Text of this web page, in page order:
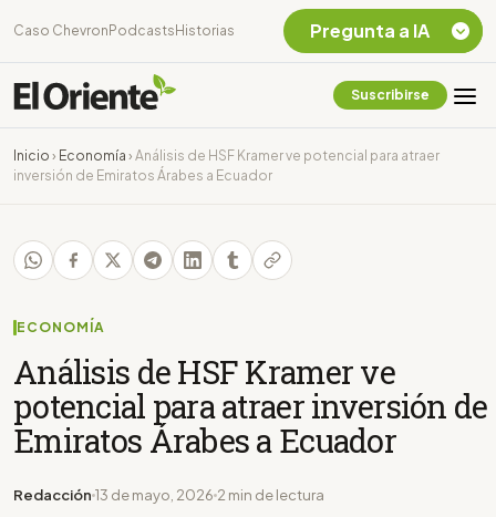
Caso Chevron Podcasts Historias
Suscribirse
Inicio › Economía › Análisis de HSF Kramer ve potencial para atraer
inversión de Emiratos Árabes a Ecuador
ECONOMÍA
Análisis de HSF Kramer ve
potencial para atraer inversión de
Emiratos Árabes a Ecuador
Redacción 13 de mayo, 2026 2 min de lectura
Pregunta a IA
Chevron Ecuador